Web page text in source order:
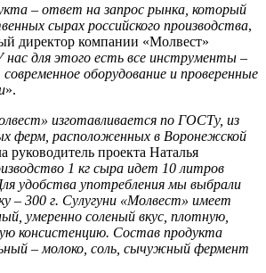
– ответ на запрос рынка, который
сырах российского производства,
директор компании «Молвест»
нас для этого есть все инструменты –
оборудование и проверенные
».
изготавливается по ГОСТу, из
ферм, расположенных в Воронежской
руководитель проекта Наталья
1 кг сыра идет 10 литров
удобства употребления мы выбрали
– 300 г. Сулугуни «Молвест» имеет
умеренно соленый вкус, плотную,
консистенцию. Состав продукта
– молоко, соль, сычужный фермент